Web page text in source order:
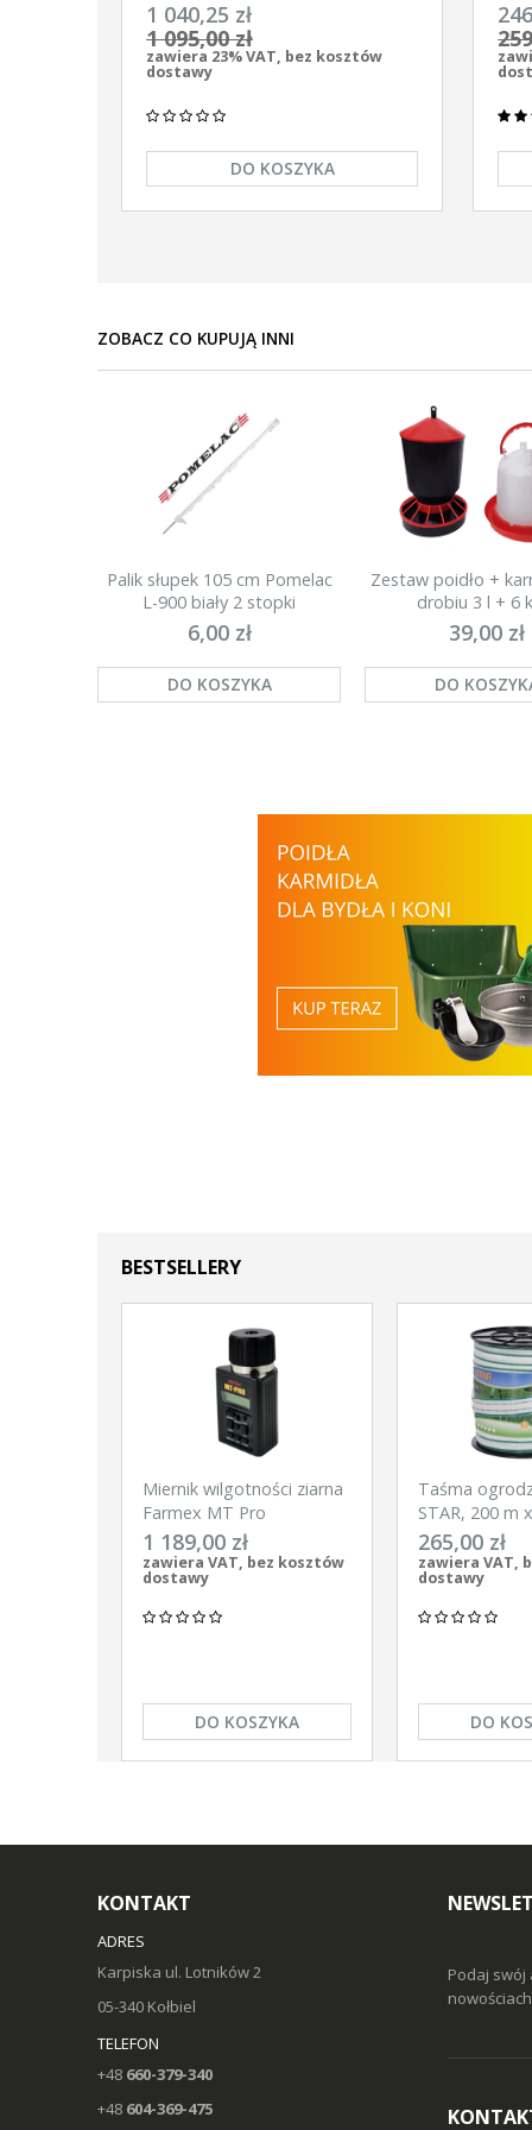
uniwersalny Pomelac AS-7900 7,9
Jula
1 040,25 zł
1 095,00 zł
zawiera 23% VAT, bez kosztów
dostawy
DO KOSZYKA
9/
ZOBACZ CO KUPUJĄ INNI
Palik słupek 105 cm Pomelac
L-900 biały 2 stopki
(najmocniejszy)
6,00 zł
DO KOSZYKA
Zestaw poidło +
drobiu 3 l + 6
39,00 zł
DO
BESTSELLERY
Miernik wilgotności ziarna
Farmex MT Pro
1 189,00 zł
zawiera VAT, bez kosztów
dostawy
DO KOSZYKA
Taśma
STAR, 200 m
biało-zielona,
265,00 zł
zawiera VAT,
dostawy
DO
KONTAKT
ADRES
Karpiska ul. Lotników 2
05-340 Kołbiel
TELEFON
+48 660-379-340
+48 604-369-475
Podaj swój